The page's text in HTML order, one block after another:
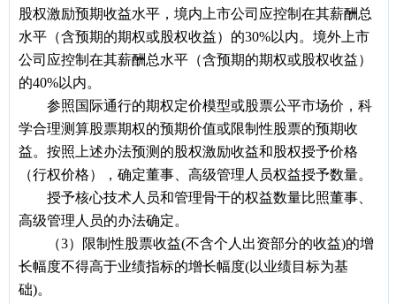
股权激励预期收益水平，境内上市公司应控制在其薪酬总
水平（含预期的期权或股权收益）的30%以内。境外上市
公司应控制在其薪酬总水平（含预期的期权或股权收益）
的40%以内。
参照国际通行的期权定价模型或股票公平市场价，科
学合理测算股票期权的预期价值或限制性股票的预期收
益。按照上述办法预测的股权激励收益和股权授予价格
（行权价格），确定董事、高级管理人员权益授予数量。
授予核心技术人员和管理骨干的权益数量比照董事、
高级管理人员的办法确定。
（3）限制性股票收益(不含个人出资部分的收益)的增
长幅度不得高于业绩指标的增长幅度(以业绩目标为基
础)。